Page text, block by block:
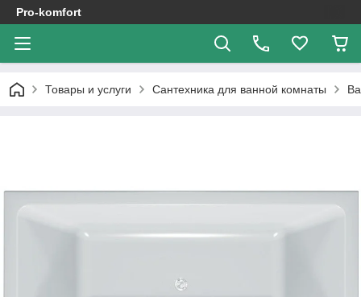
Pro-komfort
Товары и услуги Сантехника для ванной комнаты